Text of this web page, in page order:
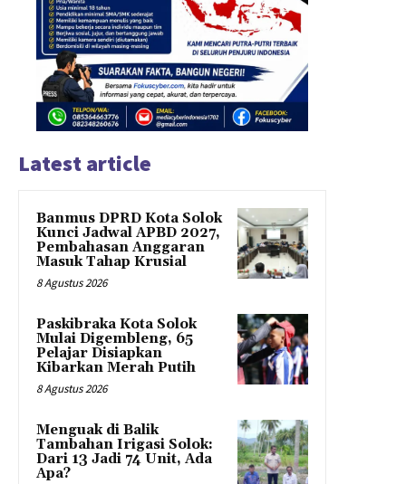
Latest article
Banmus DPRD Kota Solok
Kunci Jadwal APBD 2027,
Pembahasan Anggaran
Masuk Tahap Krusial
8 Agustus 2026
Paskibraka Kota Solok
Mulai Digembleng, 65
Pelajar Disiapkan
Kibarkan Merah Putih
8 Agustus 2026
Menguak di Balik
Tambahan Irigasi Solok:
Dari 13 Jadi 74 Unit, Ada
Apa?